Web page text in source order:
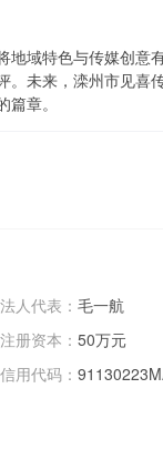
域特色与传媒创意
未来，滦州市见喜
章。
法人代表： 毛一航
注册资本： 50万元
信用代码：